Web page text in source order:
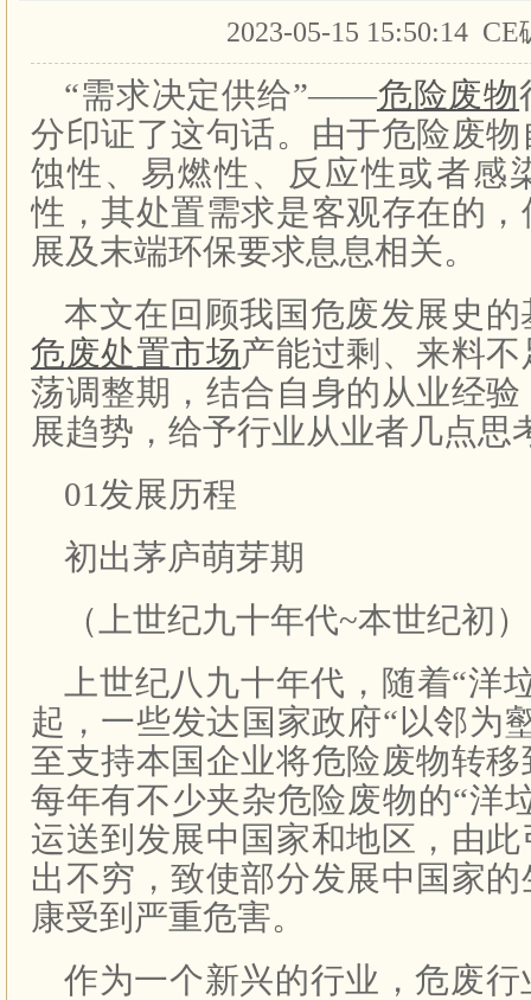
2023-05-15 15:50:14 CE
“需求决定供给”——危险废物
分印证了这句话。由于危险废
蚀性、易燃性、反应性或者感
性，其处置需求是客观存在的
展及末端环保要求息息相关。
本文在回顾我国危废发展史
危废处置市场产能过剩、来料
荡调整期，结合自身的从业经
展趋势，给予行业从业者几点思
01发展历程
初出茅庐萌芽期
（上世纪九十年代~本世纪初）
上世纪八九十年代，随着“洋
起，一些发达国家政府“以邻为
至支持本国企业将危险废物转
每年有不少夹杂危险废物的“洋
运送到发展中国家和地区，由
出不穷，致使部分发展中国家
康受到严重危害。
作为一个新兴的行业，危废